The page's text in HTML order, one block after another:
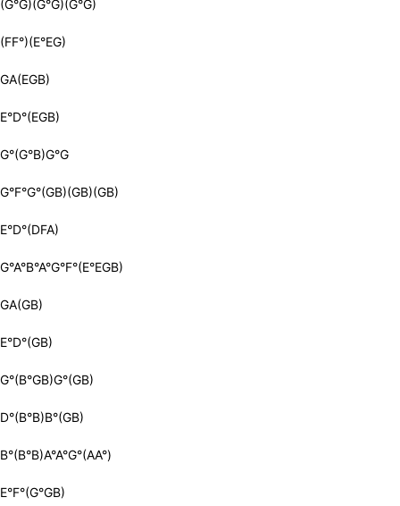
(G°G)(G°G)(G°G)
(FF°)(E°EG)
GA(EGB)
E°D°(EGB)
G°(G°B)G°G
G°F°G°(GB)(GB)(GB)
E°D°(DFA)
G°A°B°A°G°F°(E°EGB)
GA(GB)
E°D°(GB)
G°(B°GB)G°(GB)
D°(B°B)B°(GB)
B°(B°B)A°A°G°(AA°)
E°F°(G°GB)